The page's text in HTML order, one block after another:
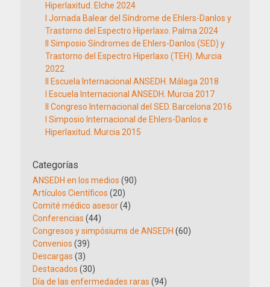
Hiperlaxitud. Elche 2024
I Jornada Balear del Síndrome de Ehlers-Danlos y
Trastorno del Espectro Hiperlaxo. Palma 2024
II Simposio Síndromes de Ehlers-Danlos (SED) y
Trastorno del Espectro Hiperlaxo (TEH). Murcia
2022
II Escuela Internacional ANSEDH. Málaga 2018
I Escuela Internacional ANSEDH. Murcia 2017
II Congreso Internacional del SED. Barcelona 2016
I Simposio Internacional de Ehlers-Danlos e
Hiperlaxitud. Murcia 2015
Categorías
ANSEDH en los medios (90)
Artículos Científicos (20)
Comité médico asesor(4)
Conferencias (44)
Congresos y simpósiums de ANSEDH (60)
Convenios (39)
Descargas (3)
Destacados (30)
Día de las enfermedades raras (94)